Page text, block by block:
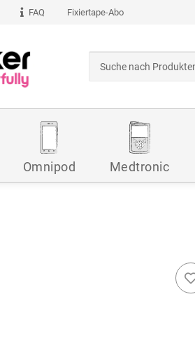
FAQ Fixiertape-Abo
Omnipod Medtronic